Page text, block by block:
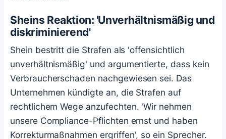
Sheins Reaktion: 'Unverhältnismäßig und
diskriminierend'
Shein bestritt die Strafen als 'offensichtlich
unverhältnismäßig' und argumentierte, dass kein
Verbraucherschaden nachgewiesen sei. Das
Unternehmen kündigte an, die Strafen auf
rechtlichem Wege anzufechten. 'Wir nehmen
unsere Compliance-Pflichten ernst und haben
Korrekturmaßnahmen ergriffen', so ein Sprecher.